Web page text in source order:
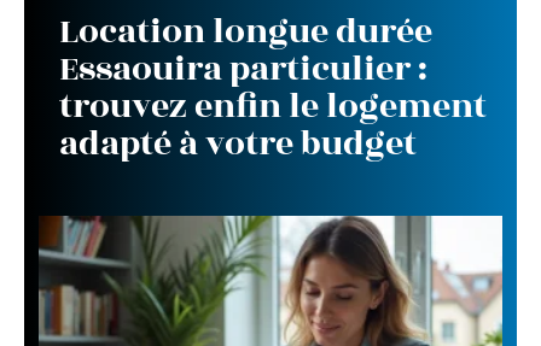
Location longue durée
Essaouira particulier :
trouvez enfin le logement
adapté à votre budget